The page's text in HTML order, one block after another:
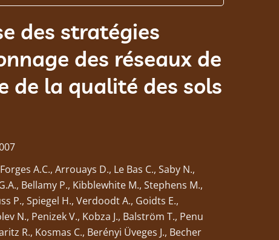
des stratégies
des réseaux de
de la qualité des sols
A.C., Arrouays D., Le Bas C., Saby N.,
Bellamy P., Kibblewhite M., Stephens M.,
P., Spiegel H., Verdoodt A., Goidts E.,
N., Penizek V., Kobza J., Balström T., Penu
R., Kosmas C., Berényi Üveges J., Becher